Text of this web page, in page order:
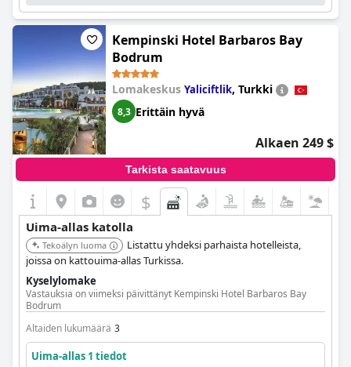
Kempinski Hotel Barbaros Bay
Bodrum
Lomakeskus Yaliciftlik, Turkki
8,3 Erittäin hyvä
Alkaen 249 $
Tarkista saatavuus
$
Uima-allas katolla
Tekoälyn luoma
Listattu yhdeksi parhaista hotelleista,
joissa on kattouima-allas Turkissa.
Kyselylomake
Vastauksia on viimeksi päivittänyt Kempinski Hotel Barbaros Bay
Bodrum
Altaiden lukumäärä 3
Uima-allas 1 tiedot